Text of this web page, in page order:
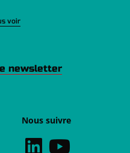
voir
Nous suivre
newsletter